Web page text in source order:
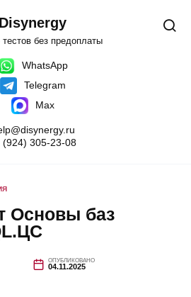
Disynergy
без предоплаты
WhatsApp
Telegram
Max
(924) 305-23-08
Основы баз
ОПУБЛИКОВАНО
04.11.2025